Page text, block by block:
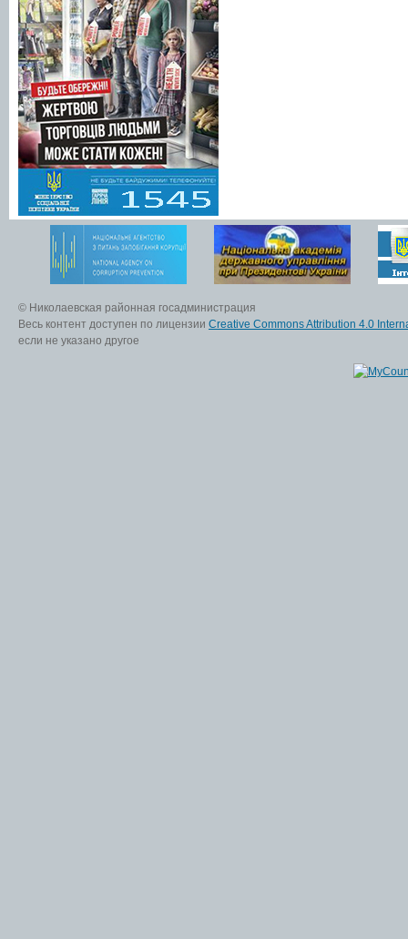
© Николаевская районная госадминистрация
Весь контент доступен по лицензии Creative Commons Attribution 4.0
если не указано другое